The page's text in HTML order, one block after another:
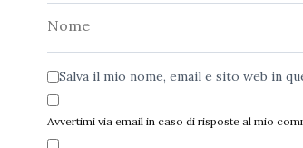
Salva il mio nome, email e sito web in
Avvertimi via email in caso di risposte al mio